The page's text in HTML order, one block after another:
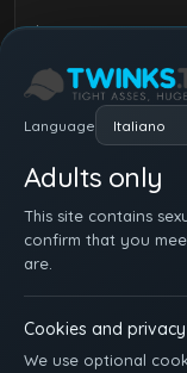
Language
Adults only
This site contains
confirm that you
are.
Cookies and privacy
We use optional
Il tuo nome